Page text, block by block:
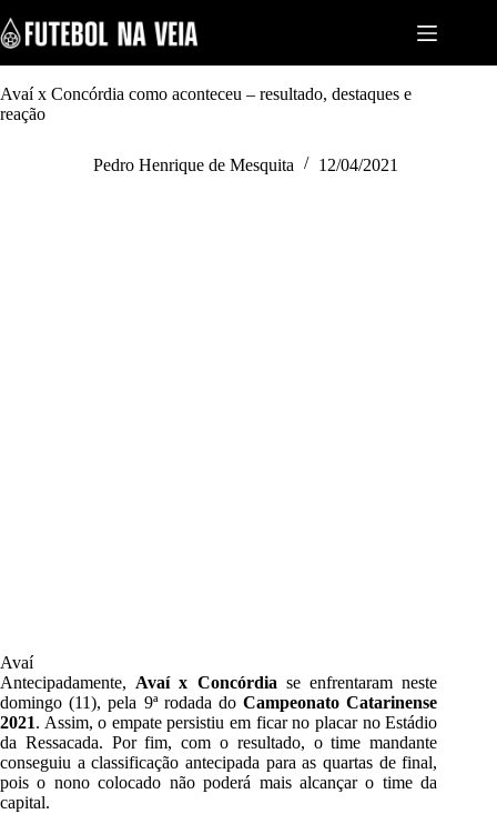
k
i
p
o
Avaí x Concórdia como aconteceu – resultado, destaques e
reação
Pedro Henrique de Mesquita 12/04/2021
Avaí
Antecipadamente, Avaí x Concórdia se enfrentaram neste
domingo (11), pela 9ª rodada doCampeonato Catarinense
2021. Assim, o empate persistiu em ficar no placar no Estádio
da Ressacada. Por fim, com o resultado, o time mandante
conseguiu a classificação antecipada para as quartas de final,
pois o nono colocado não poderá mais alcançar o time da
capital.